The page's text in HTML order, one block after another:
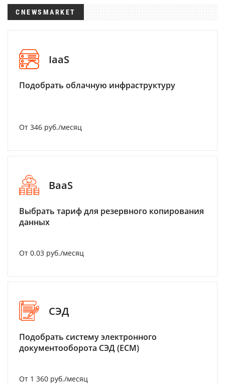
CNEWSMARKET
IaaS
Подобрать облачную инфраструктуру
От 346 руб./месяц
BaaS
Выбрать тариф для резервного копирования
данных
От 0.03 руб./месяц
СЭД
Подобрать систему электронного
документооборота СЭД (ECM)
От 1 360 руб./месяц